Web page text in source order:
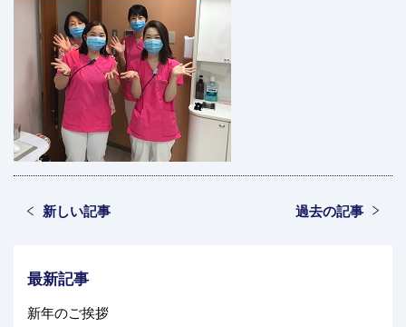
新しい記事 過去の記事
最新記事
新年のご挨拶